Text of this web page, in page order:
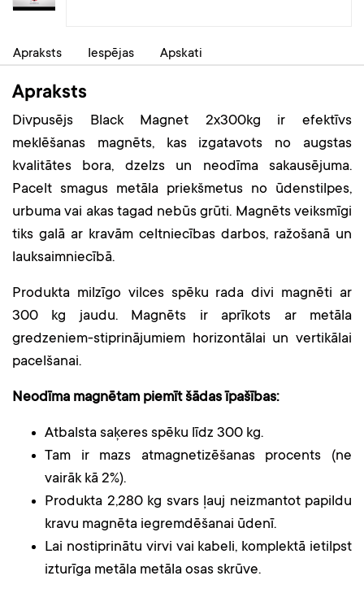
Apraksts Iespējas Apskati
Apraksts
Divpusējs Black Magnet 2x300kg ir efektīvs
meklēšanas magnēts, kas izgatavots no augstas
kvalitātes bora, dzelzs un neodīma sakausējuma.
Pacelt smagus metāla priekšmetus no ūdenstilpes,
urbuma vai akas tagad nebūs grūti. Magnēts veiksmīgi
tiks galā ar kravām celtniecības darbos, ražošanā un
lauksaimniecībā.
Produkta milzīgo vilces spēku rada divi magnēti ar
300 kg jaudu. Magnēts ir aprīkots ar metāla
gredzeniem-stiprinājumiem horizontālai un vertikālai
pacelšanai.
Neodīma magnētam piemīt šādas īpašības:
Atbalsta saķeres spēku līdz 300 kg.
Tam ir mazs atmagnetizēšanas procents (ne
vairāk kā 2%).
Produkta 2,280 kg svars ļauj neizmantot papildu
kravu magnēta iegremdēšanai ūdenī.
Lai nostiprinātu virvi vai kabeli, komplektā ietilpst
izturīga metāla metāla osas skrūve.